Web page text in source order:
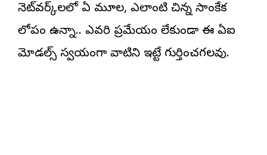
నెట్‌వర్క్‌లలో ఏ మూల, ఎలాంటి చిన్న సాంకేతిక
లోపం ఉన్నా.. ఎవరి ప్రమేయం లేకుండా ఈ ఏఐ
మోడల్స్ స్వయంగా వాటిని ఇట్టే గుర్తించగలవు.